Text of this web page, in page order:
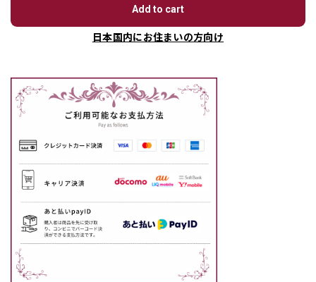
Add to cart
日本国内にお住まいの方向け